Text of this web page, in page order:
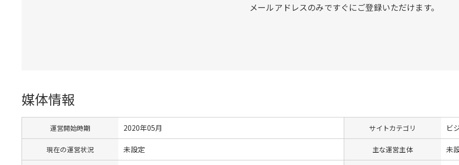
メールアドレスのみですぐにご登録いただけます。
媒体情報
運営開始時期 2020年05月 サイトカテゴリ ビ
現在の運営状況 未設定 主な運営主体 未